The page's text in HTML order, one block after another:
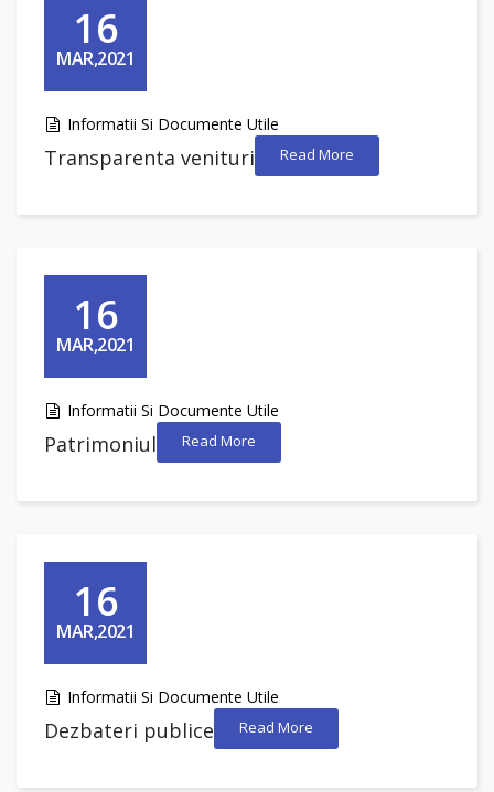
16
MAR,2021
Informatii Si Documente Utile
Transparenta venituri Read More
16
MAR,2021
Informatii Si Documente Utile
Patrimoniul Read More
16
MAR,2021
Informatii Si Documente Utile
Dezbateri publice Read More